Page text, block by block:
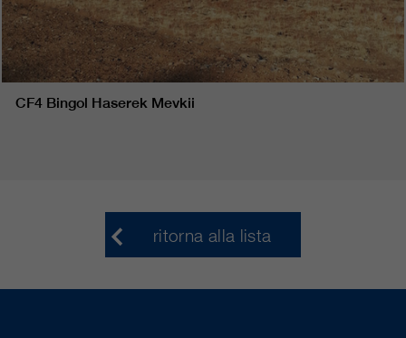
CF4 Bingol Haserek Mevkii
ritorna alla lista